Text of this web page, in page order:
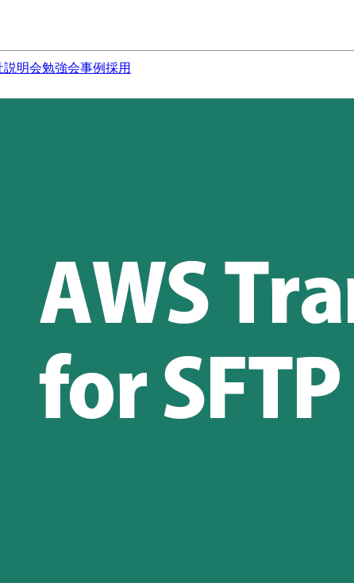
説明会勉強会事例採用